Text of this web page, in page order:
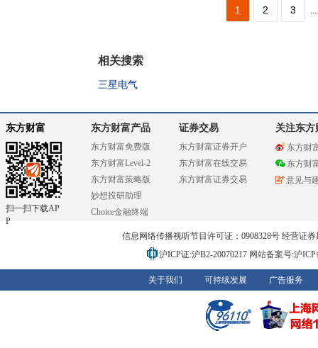
1 2 3 ...
相关搜索
三星电气
东方财富
扫一扫下载AP
P
东方财富产品
东方财富免费版
东方财富Level-2
东方财富策略版
妙想投研助理
Choice金融终端
证券交易
东方财富证券开户
东方财富在线交易
东方财富证券交易
关注东方
东方财
东方财
意见与
信息网络传播视听节目许可证：0908328号 经营证
沪ICP证:沪B2-20070217 网站备案号:沪
关于我们 可持续发展 广告服务